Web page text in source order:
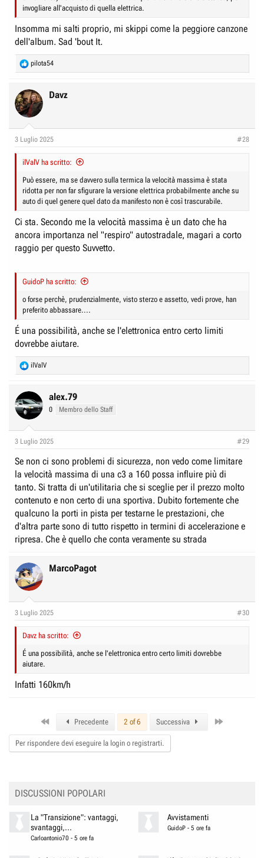
invogliare all'acquisto di quella elettrica.
Insomma mi salti proprio, mi skippi come la peggiore canzone
dell'album. Sad 'bout It.
R
e
c
t
i
s
pilota54
Davz
3 Luglio 2025 #28
ilValV ha scritto:
Può essere, ma se davvero sulla termica la velocità massima è stata
ridotta per non far sfigurare la versione elettrica probabilmente anche su
auto di quel genere quel dato da manifesto non è così trascurabile.
Ci sta. Secondo me la velocità massima è un dato che ha
ancora importanza nel "respiro" autostradale, magari a corto
raggio per questo Suvvetto.
GuidoP ha scritto:
o forse perchè, prudenzialmente, visto sterzo e assetto, vedi prove, han
preferito abbassare....
É una possibilità, anche se l'elettronica entro certo limiti
dovrebbe aiutare.
R
e
c
t
i
s
ilValV
alex.79
0 Membro dello Staff
3 Luglio 2025 #29
Se non ci sono problemi di sicurezza, non vedo come limitare
la velocità massima di una c3 a 160 possa influire più di
tanto. Si tratta di un'utilitaria che si sceglie per il prezzo molto
contenuto e non certo di una sportiva. Dubito fortemente che
qualcuno la porti in pista per testarne le prestazioni, che
d'altra parte sono di tutto rispetto in termini di accelerazione e
ripresa. Che è quello che conta veramente su strada
MarcoPagot
3 Luglio 2025 #30
Davz ha scritto:
É una possibilità, anche se l'elettronica entro certo limiti dovrebbe
aiutare.
Infatti 160km/h
Precedente 2 of 6 Successiva
Per rispondere devi eseguire la login o registrarti.
DISCUSSIONI POPOLARI
La "Transizione": vantaggi,
svantaggi,...
Carloantonio70 - 5 ore fa
Avvistamenti
GuidoP - 5 ore fa